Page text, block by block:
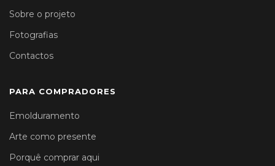
Sobre o projeto
Fotografias
Contactos
PARA COMPRADORES
Emolduramento
Arte como presente
Porquê comprar aqui